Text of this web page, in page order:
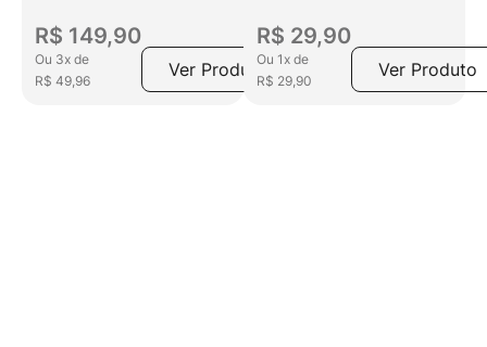
R$ 149,90
Ou 3x de
R$ 49,96
Ver Produto
R$ 29,90
Ou 1x de
R$ 29,90
Ver Produto